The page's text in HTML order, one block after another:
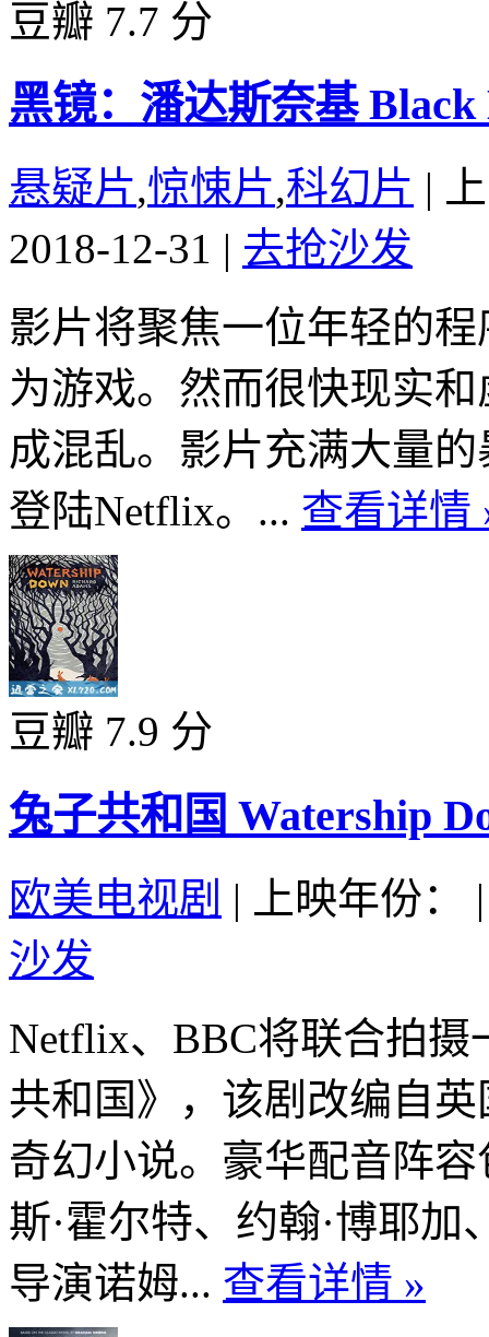
豆瓣 7.7 分
黑镜：潘达斯奈基
悬疑片,惊悚片,科幻片 |
2018-12-31 | 去抢沙发
影片将聚焦一位年轻的
为游戏。然而很快现实
成混乱。影片充满大量
登陆Netflix。... 查看详情
豆瓣 7.9 分
兔子共和国 Watership
欧美电视剧 | 上映年份：
|
沙发
Netflix、BBC将联合拍
共和国》，该剧改编自
奇幻小说。豪华配音阵
斯·霍尔特、约翰·博耶加
导演诺姆... 查看详情 »